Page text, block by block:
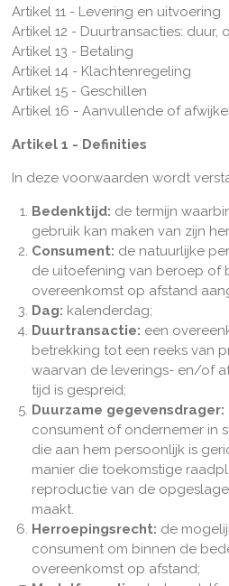
Artikel 11 - Levering en uitvoering
Artikel 12 - Duurtransacties:
Artikel 13 - Betaling
Artikel 14 - Klachtenregeling
Artikel 15 - Geschillen
Artikel 16 - Aanvullende of
Artikel 1 - Definities
In deze voorwaarden wordt
Bedenktijd: de termijn
gebruik kan maken van zijn
Consument: de natuurlijke
de uitoefening van beroep of
overeenkomst op afstand
Dag: kalenderdag;
Duurtransactie: een
betrekking tot een reeks van
waarvan de leverings- en/of
tijd is gespreid;
Duurzame gegevensdrager:
consument of ondernemer in
die aan hem persoonlijk is
manier die toekomstige
reproductie van de
maakt.
Herroepingsrecht: de
consument om binnen de
overeenkomst op afstand;